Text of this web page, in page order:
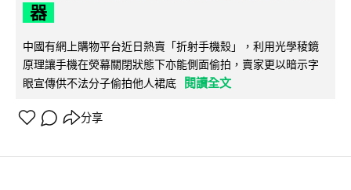
器
中國有網上購物平台近日熱賣「折射手機殼」，利用光學稜鏡
原理讓手機在熒幕關閉狀態下亦能側面偷拍，賣家更以暗示字
眼宣傳供不法分子偷拍他人裙底 閱讀全文
分享